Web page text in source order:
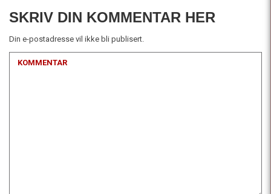
SKRIV DIN KOMMENTAR HER
Din e-postadresse vil ikke bli publisert.
KOMMENTAR